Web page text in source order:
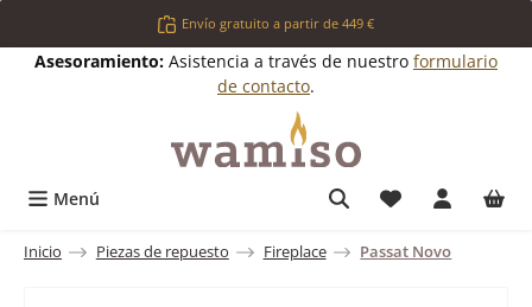
Saltar al contenido principalEnvío gratuito a partir de 449 €
Asesoramiento: Asistencia a través de nuestro formulario
de contacto.
Menú Tienes 0
Inicio Piezas de repuesto Fireplace Passat Novo